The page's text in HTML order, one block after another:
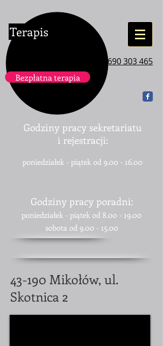
Terapis
tel. 690 303 465
Bezpłatna terapia
Godziny pracy sekretariatu
i rejestracji:
poniedziałek - piątek od 9.00 - 16.00
Godziny pracy poradni:
poniedziałek - piątek od 8.00 - 19.00
sobota od 9.00 - 15.00
43-190 Mikołów, ul.
Skotnica 2